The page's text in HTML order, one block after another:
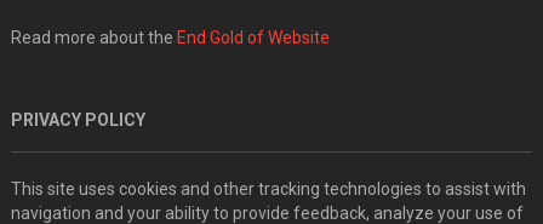
Read more about the End Gold of Website
PRIVACY POLICY
This site uses cookies and other tracking technologies to assist with
navigation and your ability to provide feedback, analyze your use of